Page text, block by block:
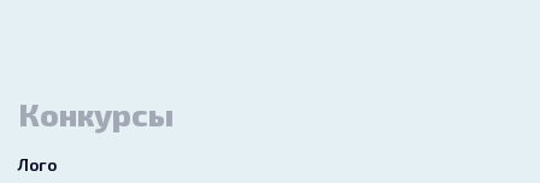
Конкурсы
Лого